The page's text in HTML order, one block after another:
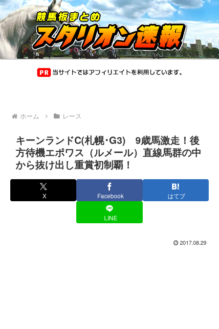
ホーム レース
キーンランドC(札幌･G3) 9歳馬激走！後
方待機エポワス（ルメール）直線馬群の中
から抜け出し重賞初制覇！
X Facebook はてブ
LINE
2017.08.29